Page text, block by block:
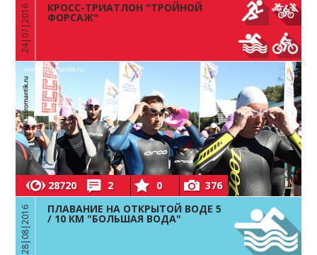
24|07|2016 КРОСС-ТРИАТЛОН "ТРОЙНОЙ
ФОРСАЖ"
28720 2 0 376
28|08|2016 ПЛАВАНИЕ НА ОТКРЫТОЙ ВОДЕ 5
/ 10 КМ "БОЛЬШАЯ ВОДА"